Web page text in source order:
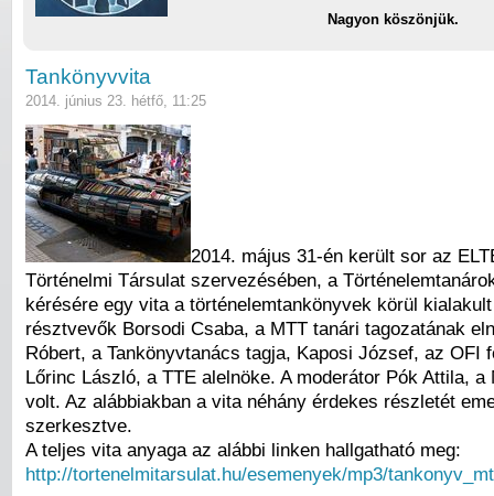
Nagyon köszönjük.
Tankönyvvita
2014. június 23. hétfő, 11:25
2014. május 31-én került sor az
Történelmi Társulat szervezésében, a
kérésére egy vita a történelemtankönyvek körül
résztvevők Borsodi Csaba, a MTT tanári tagozatának
Róbert, a Tankönyvtanács tagja, Kaposi József, az OFI
Lőrinc László, a TTE alelnöke. A moderátor Pók Attila, a
volt. Az alábbiakban a vita néhány érdekes részletét
szerkesztve.
A teljes vita anyaga az alábbi linken hallgatható meg:
http://tortenelmitarsulat.hu/esemenyek/mp3/